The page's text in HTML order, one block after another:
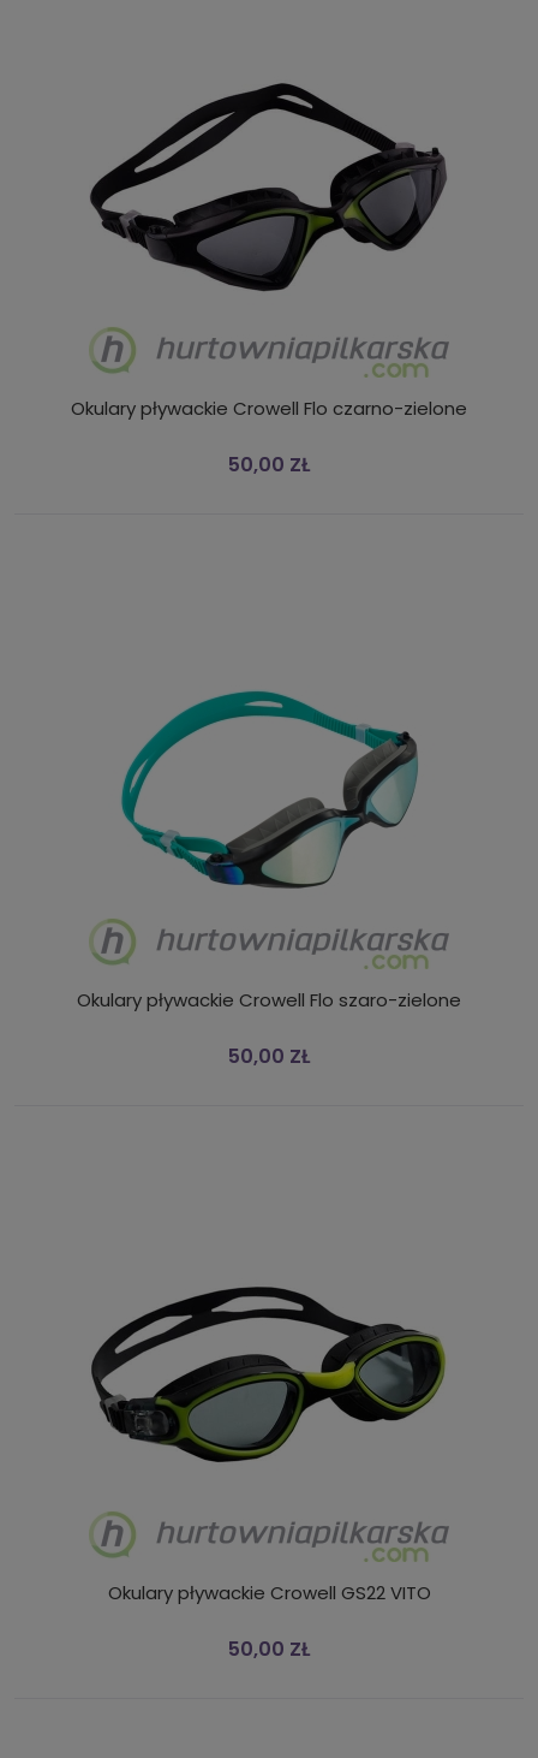
Okulary pływackie Crowell Flo czarno-zielone
50,00 ZŁ
Okulary pływackie Crowell Flo szaro-zielone
50,00 ZŁ
Okulary pływackie Crowell GS22 VITO
50,00 ZŁ